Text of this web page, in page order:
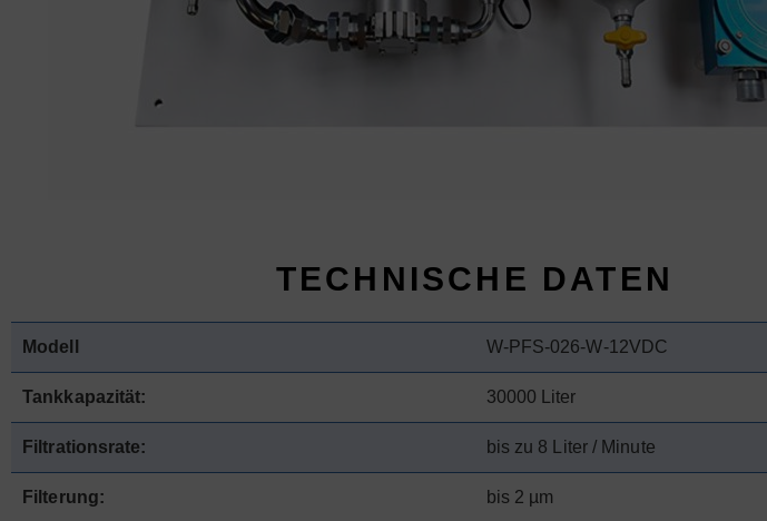
TECHNISCHE DATEN
Modell W-PFS-026-W-12VDC
Tankkapazität: 30000 Liter
Filtrationsrate: bis zu 8 Liter / Minute
Filterung: bis 2 µm